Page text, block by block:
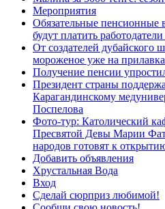
Мероприятия
Обязательные пенсионные
будут платить
От создателей дубайского
мороженое уже на
Получение пенсии
Президент страны
Карагандинскому
Поспелова
Фото-тур: Католический
Пресвятой Девы Марии
народов готовят к
Добавить объявления
Хрустальная Вода
Вход
Сделай сюрприз любимой!